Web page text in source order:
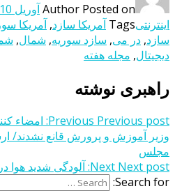
Author Posted on آوریل 10, 2017
اینترنتیTags آمریکا سازد,آمریکا
سازد, در می, سازد سوریه, شمال,
دیجیتال, مجله هفته
راهبری نوشته
Previous Previous post:
امضاء
وزیر آموزش و پرورش قانع نشدند/
مجلس
Next Next post:
آلودگی شدید هوا
Search for: